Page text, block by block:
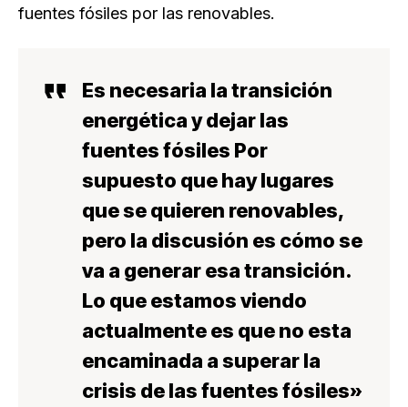
fuentes fósiles por las renovables.
Es necesaria la transición
energética y dejar las
fuentes fósiles Por
supuesto que hay lugares
que se quieren renovables,
pero la discusión es cómo se
va a generar esa transición.
Lo que estamos viendo
actualmente es que no esta
encaminada a superar la
crisis de las fuentes fósiles»